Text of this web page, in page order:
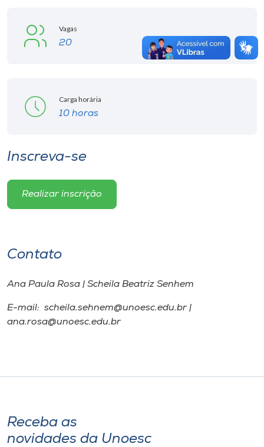
Vagas
20
Carga horária
10 horas
Inscreva-se
Realizar inscrição
Contato
Ana Paula Rosa | Scheila Beatriz Senhem
E-mail: scheila.sehnem@unoesc.edu.br |
ana.rosa@unoesc.edu.br
Receba as
novidades da Unoesc